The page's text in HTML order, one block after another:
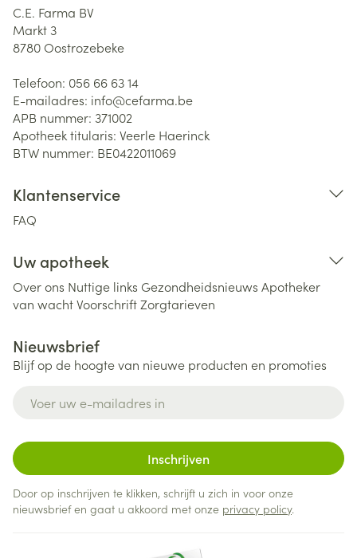
C.E. Farma BV
Markt 3
8780Oostrozebeke
Telefoon: 056 66 63 14
E-mailadres: info@cefarma.be
APB nummer: 371002
Apotheek titularis: Veerle Haerinck
BTW nummer: BE0422011069
Klantenservice
FAQ
Uw apotheek
Over ons Nuttige links Gezondheidsnieuws Apotheker
van wachtVoorschriftZorgtarieven
Nieuwsbrief
Blijf op de hoogte van nieuwe producten en promoties
Inschrijven
Door op inschrijven te klikken, schrijft u zich in voor onze
nieuwsbrief en gaat u akkoord met onze privacy policy.